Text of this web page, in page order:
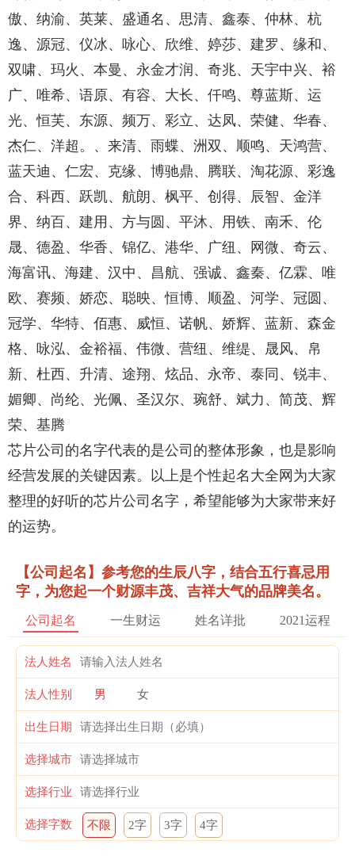
傲、纳渝、英莱、盛通名、思清、鑫泰、仲林、杭
逸、源冠、仪冰、咏心、欣维、婷莎、建罗、缘和、
双啸、玛火、本曼、永金才润、奇兆、天宇中兴、裕
广、唯希、语原、有容、大长、仟鸣、尊蓝斯、运
光、恒芙、东源、频万、彩立、达凤、荣健、华春、
杰仁、洋超。、来清、雨蝶、洲双、顺鸣、天鸿营、
蓝天迪、仁宏、克缘、博驰鼎、腾联、淘花源、彩逸
合、科西、跃凯、航朗、枫平、创得、辰智、金洋
界、纳百、建用、方与圆、平沐、用铁、南禾、伦
晟、德盈、华香、锦亿、港华、广纽、网微、奇云、
海富讯、海建、汉中、昌航、强诚、鑫秦、亿霖、唯
欧、赛频、娇恋、聪映、恒博、顺盈、河学、冠圆、
冠学、华特、佰惠、威恒、诺帆、娇辉、蓝新、森金
格、咏泓、金裕福、伟微、营纽、维缇、晟风、帛
新、杜西、升清、途翔、炫品、永帝、泰同、锐丰、
媚卿、尚纶、光佩、圣汉尔、琬舒、斌力、简茂、辉
荣、基腾
芯片公司的名字代表的是公司的整体形象，也是影响
经营发展的关键因素。以上是个性起名大全网为大家
整理的好听的芯片公司名字，希望能够为大家带来好
的运势。
【公司起名】参考您的生辰八字，结合五行喜忌用
字，为您起一个财源丰茂、吉祥大气的品牌美名。
公司起名 一生财运 姓名详批 2021运程
法人姓名
法人性别 男 女
出生日期
选择城市
选择行业
选择字数 不限 2字 3字 4字